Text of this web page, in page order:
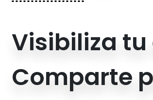
Visibiliza
Comparte